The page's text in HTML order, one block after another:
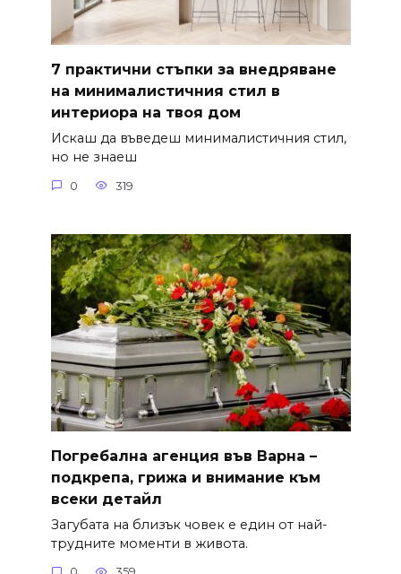
7 практични стъпки за внедряване
на минималистичния стил в
интериора на твоя дом
Искаш да въведеш минималистичния стил,
но не знаеш
0 319
Погребална агенция във Варна –
подкрепа, грижа и внимание към
всеки детайл
Загубата на близък човек е един от най-
трудните моменти в живота.